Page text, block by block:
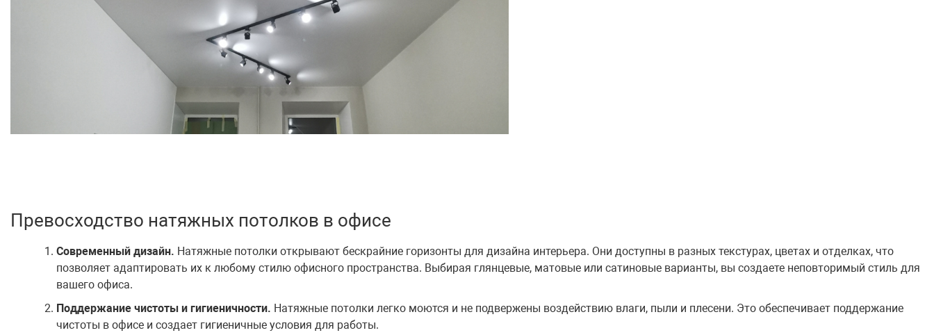
Превосходство натяжных потолков в офисе
Современный дизайн. Натяжные потолки открывают бескрайние горизонты для дизайна интерьера. Они доступны в разных текстурах, цветах и отделках, что
позволяет адаптировать их к любому стилю офисного пространства. Выбирая глянцевые, матовые или сатиновые варианты, вы создаете неповторимый стиль для
вашего офиса.
Поддержание чистоты и гигиеничности. Натяжные потолки легко моются и не подвержены воздействию влаги, пыли и плесени. Это обеспечивает поддержание
чистоты в офисе и создает гигиеничные условия для работы.